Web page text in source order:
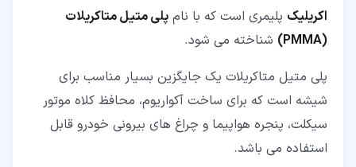
اکریلیک پلیمری است که با نام پلی متیل متاکریلات
(PMMA)
شناخته می شود.
پلی متیل متاکریلات یک جایگزین بسیار مناسب برای
شیشه است که برای ساخت آکواریوم، محافظ کلاه موتور
سیکلت، پنجره هواپیما و چراغ های بیرونی خودرو قابل
استفاده می باشد.